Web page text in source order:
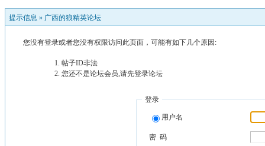
提示信息 » 广西的狼精英论坛
您没有登录或者您没有权限访问此页面，可能有如下几个原因:
帖子ID非法
您还不是论坛会员,请先登录论坛
登录
用户名
密 码